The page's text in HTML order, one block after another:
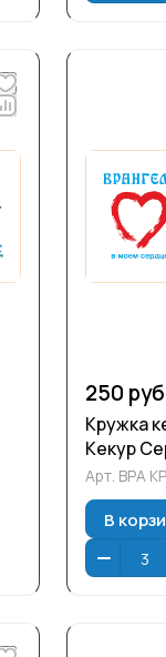
250
Кружка
Кекур
Арт. ВРА
В